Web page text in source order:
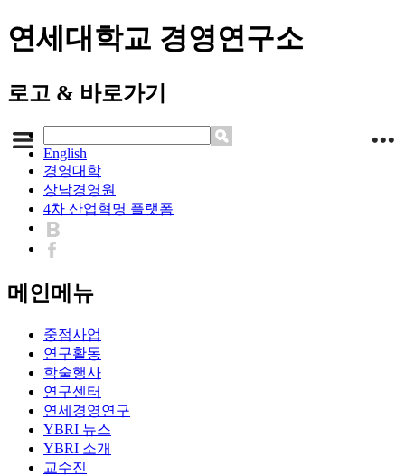
연세대학교 경영연구소
로고 & 바로가기
English
경영대학
상남경영원
4차 산업혁명 플랫폼
메인메뉴
중점사업
연구활동
학술행사
연구센터
연세경영연구
YBRI 뉴스
YBRI 소개
교수진